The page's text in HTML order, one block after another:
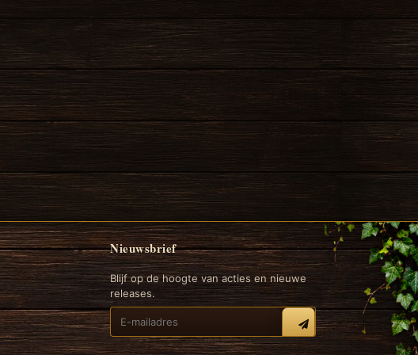
Nieuwsbrief
Blijf op de hoogte van acties en nieuwe
releases.